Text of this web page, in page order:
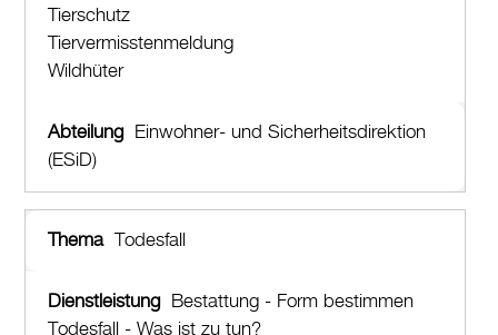
Tierschutz
Tiervermisstenmeldung
Wildhüter
Einwohner- und Sicherheitsdirektion
(ESiD)
Todesfall
Bestattung - Form bestimmen
Todesfall - Was ist zu tun?